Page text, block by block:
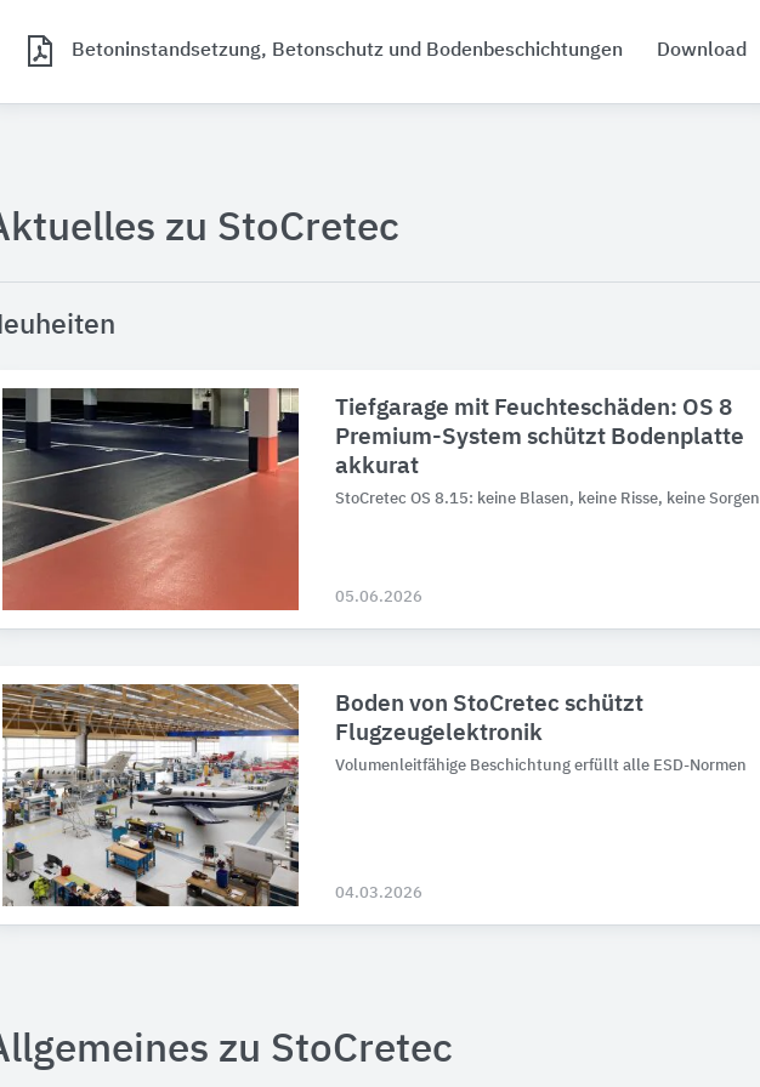
Betoninstandsetzung, Betonschutz und Bodenbeschichtungen Download
zu StoCretec
Tiefgarage mit Feuchteschäden: OS 8
Premium-System schützt Bodenplatte
akkurat
StoCretec OS 8.15: keine Blasen, keine Risse, keine Sorgen
05.06.2026
Boden von StoCretec schützt
Flugzeugelektronik
Volumenleitfähige Beschichtung erfüllt alle ESD-Normen
04.03.2026
zu StoCretec